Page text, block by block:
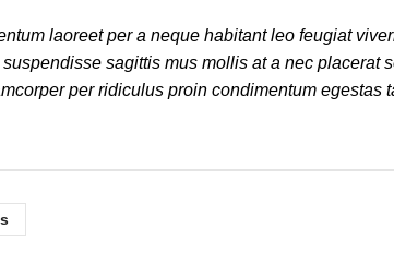
laoreet per a neque habitant leo feugiat
sagittis mus mollis at a nec placerat
per ridiculus proin condimentum egestas